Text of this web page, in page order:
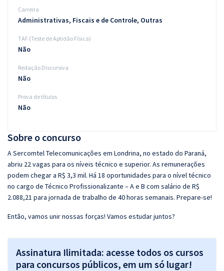
Sobre o concurso
A Sercomtel Telecomunicações em Londrina, no estado do Paraná,
abriu 22 vagas para os níveis técnico e superior. As remunerações
podem chegar a R$ 3,3 mil. Há 18 oportunidades para o nível técnico
no cargo de Técnico Profissionalizante – A e B com salário de R$
2.088,21 para jornada de trabalho de 40 horas semanais. Prepare-se!
Então, vamos unir nossas forças! Vamos estudar juntos?
Assinatura Ilimitada: acesse todos os cursos
para concursos públicos, em um só lugar!
Carreira
Administrativas, Fiscais e de Controle, Outras
TAF (Teste de Aptidão Física)
Não
Redação Discursiva
Não
Prova de títulos
Não